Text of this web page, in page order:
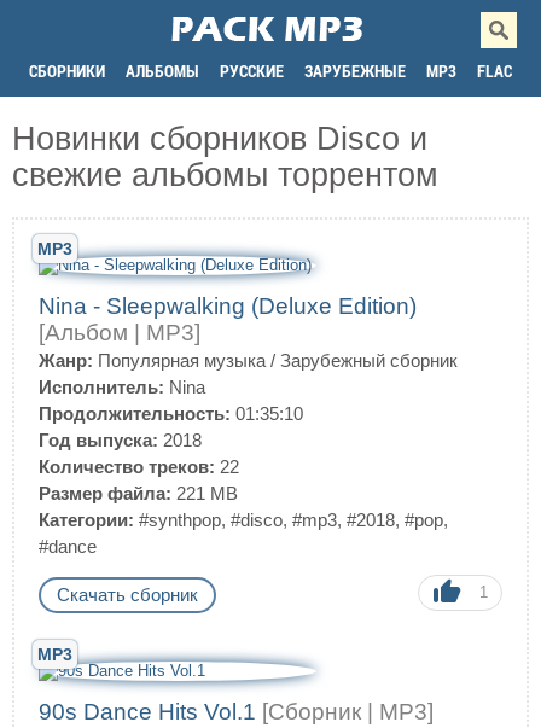
СБОРНИКИ АЛЬБОМЫ РУССКИЕ ЗАРУБЕЖНЫЕ MP3 FLAC
Новинки сборников Disco и
свежие альбомы торрентом
MP3
Nina - Sleepwalking (Deluxe Edition)
[Альбом | MP3]
Жанр: Популярная музыка / Зарубежный сборник
Исполнитель: Nina
Продолжительность: 01:35:10
Год выпуска: 2018
Количество треков: 22
Размер файла: 221 MB
Категории: #synthpop, #disco, #mp3, #2018, #pop,
#dance
Скачать сборник 1
MP3
90s Dance Hits Vol.1 [Сборник | MP3]